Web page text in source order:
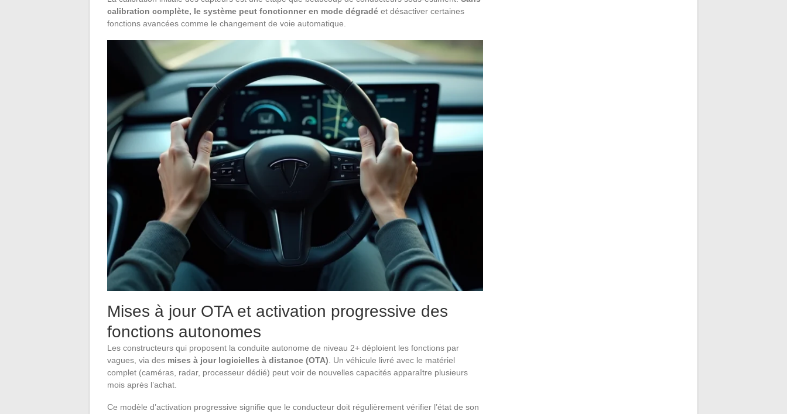
calibration complète, le système peut fonctionner en mode dégradé et désactiver certaines
fonctions avancées comme le changement de voie automatique.
Mises à jour OTA et activation progressive des
fonctions autonomes
Les constructeurs qui proposent la conduite autonome de niveau 2+ déploient les fonctions par
vagues, via des mises à jour logicielles à distance (OTA) . Un véhicule livré avec le matériel
complet (caméras, radar, processeur dédié) peut voir de nouvelles capacités apparaître plusieurs
mois après l’achat.
Ce modèle d’activation progressive signifie que le conducteur doit régulièrement vérifier l’état de son